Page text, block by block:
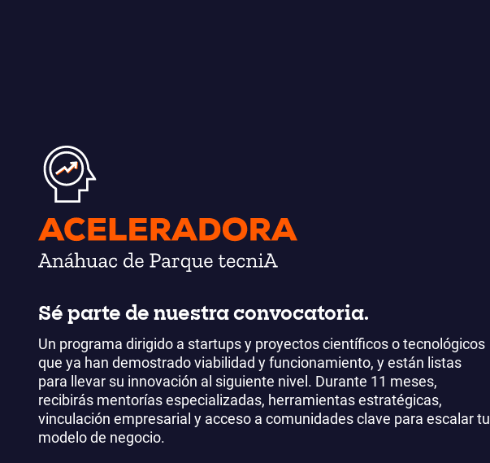
Sé parte de nuestra convocatoria.
Un programa dirigido a startups y proyectos científicos o tecnológicos
que ya han demostrado viabilidad y funcionamiento, y están listas
para llevar su innovación al siguiente nivel. Durante 11 meses,
recibirás mentorías especializadas, herramientas estratégicas,
vinculación empresarial y acceso a comunidades clave para escalar tu
modelo de negocio.